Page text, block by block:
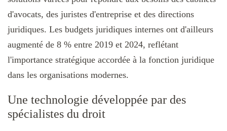
d'avocats, des juristes d'entreprise et des directions
juridiques. Les budgets juridiques internes ont d'ailleurs
augmenté de 8 % entre 2019 et 2024, reflétant
l'importance stratégique accordée à la fonction juridique
dans les organisations modernes.
Une technologie développée par des
spécialistes du droit